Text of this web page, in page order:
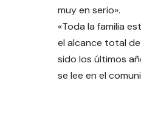
muy en serio».
«Toda la familia
el alcance total
sido los últimos
se lee en el